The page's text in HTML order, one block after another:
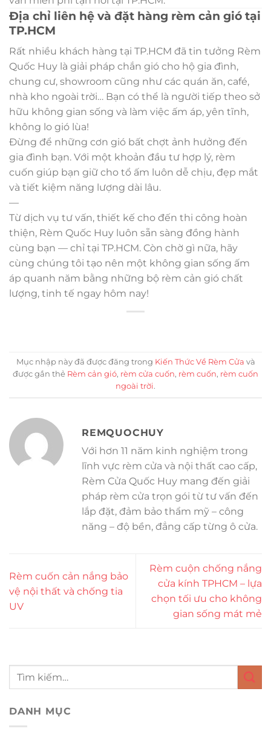
Địa chỉ liên hệ và đặt hàng rèm cản gió tại
TP.HCM
Rất nhiều khách hàng tại TP.HCM đã tin tưởng Rèm
Quốc Huy là giải pháp chắn gió cho hộ gia đình,
chung cư, showroom cũng như các quán ăn, café,
nhà kho ngoài trời… Bạn có thể là người tiếp theo sở
hữu không gian sống và làm việc ấm áp, yên tĩnh,
không lo gió lùa!
Đừng để những cơn gió bất chợt ảnh hưởng đến
gia đình bạn. Với một khoản đầu tư hợp lý, rèm
cuốn giúp bạn giữ cho tổ ấm luôn dễ chịu, đẹp mắt
và tiết kiệm năng lượng dài lâu.
—
Từ dịch vụ tư vấn, thiết kế cho đến thi công hoàn
thiện, Rèm Quốc Huy luôn sẵn sàng đồng hành
cùng bạn — chỉ tại TP.HCM. Còn chờ gì nữa, hãy
cùng chúng tôi tạo nên một không gian sống ấm
áp quanh năm bằng những bộ rèm cản gió chất
lượng, tinh tế ngay hôm nay!
Mục nhập này đã được đăng trong Kiến Thức Về Rèm Cửa và
được gắn thẻ Rèm cản gió, rèm cửa cuốn, rèm cuốn, rèm cuốn
ngoài trời.
REMQUOCHUY
Với hơn 11 năm kinh nghiệm trong
lĩnh vực rèm cửa và nội thất cao cấp,
Rèm Cửa Quốc Huy mang đến giải
pháp rèm cửa trọn gói từ tư vấn đến
lắp đặt, đảm bảo thẩm mỹ – công
năng – độ bền, đẳng cấp từng ô cửa.
Rèm cuốn cản nắng bảo
vệ nội thất và chống tia
UV
Rèm cuộn chống nắng
cửa kính TPHCM – lựa
chọn tối ưu cho không
gian sống mát mẻ
DANH MỤC